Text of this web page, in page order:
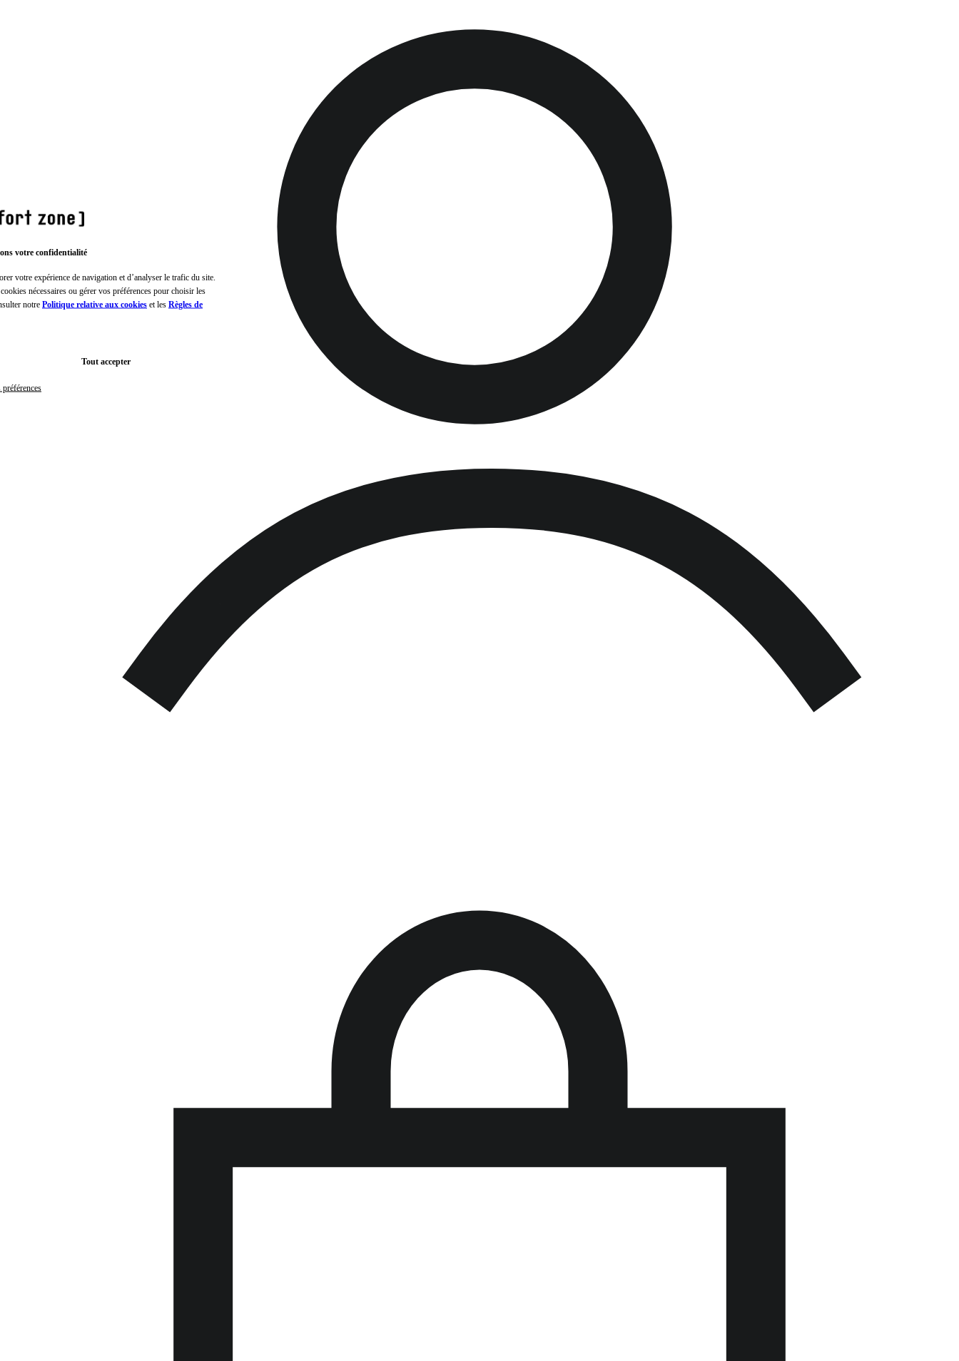
votre confidentialité
votre expérience de navigation et d’analyser le trafic du site.
nécessaires ou gérer vos préférences pour choisir les
notre Politique relative aux cookies et les Règles de
Tout accepter
préférences